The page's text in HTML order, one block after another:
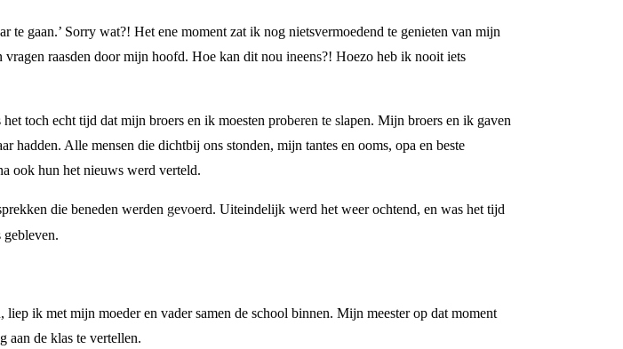
gaan.’ Sorry wat?! Het ene moment zat ik nog nietsvermoedend te genieten van mijn
raasden door mijn hoofd. Hoe kan dit nou ineens?! Hoezo heb ik nooit iets
toch echt tijd dat mijn broers en ik moesten proberen te slapen. Mijn broers en ik gaven
Alle mensen die dichtbij ons stonden, mijn tantes en ooms, opa en beste
ook hun het nieuws werd verteld.
die beneden werden gevoerd. Uiteindelijk werd het weer ochtend, en was het tijd
gebleven.
ik met mijn moeder en vader samen de school binnen. Mijn meester op dat moment
aan de klas te vertellen.